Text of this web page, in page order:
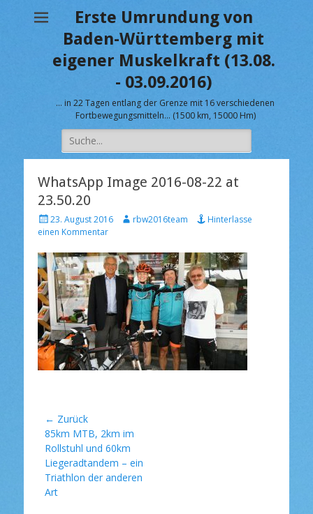
Erste Umrundung von
Baden-Württemberg mit
eigener Muskelkraft (13.08.
- 03.09.2016)
… in 22 Tagen entlang der Grenze mit 16 verschiedenen
Fortbewegungsmitteln… (1500 km, 15000 Hm)
Suche
nach:
WhatsApp Image 2016-08-22 at
23.50.20
V
e
ö
f
f
e
n
t
i
c
h
23. August 2016
A
o
r
rbw2016team
Hinterlasse
einen Kommentar
Beitragsnavigation
← Zurück
Vorheriger
Beitrag:
85km MTB, 2km im
Rollstuhl und 60km
Liegeradtandem – ein
Triathlon der anderen
Art